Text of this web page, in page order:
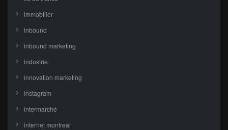
immobilier
inbound
inbound marketing
industrie
innovation marketing
instagram
intermarché
internet montreal